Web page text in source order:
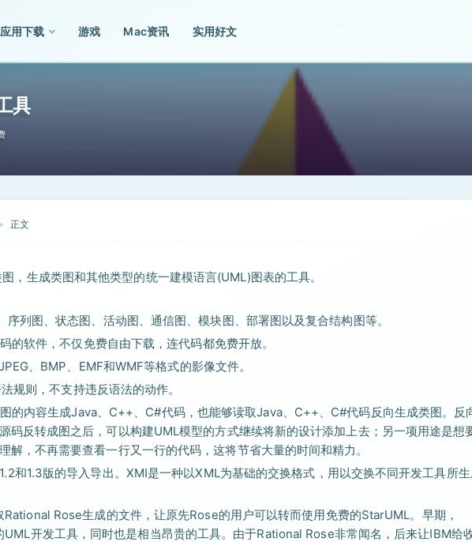
应用下载 游戏 Mac资讯 实用好文
具
正文
，生成类图和其他类型的统一建模语言(UML)图表的工具。
列图、状态图、活动图、通信图、模块图、部署图以及复合结构图等。
的软件，不仅免费自由下载，连代码都免费开放。
、BMP、EMF和WMF等格式的影像文件。
规则，不支持违反语法的动作。
的内容生成Java、C++、C#代码，也能够读取Java、C++、C#代码反向生成类图。反
码反转成图之后，可以构建UML模型的方式继续将新的设计添加上去；另一项用途是想
解，不再需要查看一行又一行的代码，这将节省大量的时间和精力。
和1.3版的导入导出。XMI是一种以XML为基础的交换格式，用以交换不同开发工具所
Rose生成的文件，让原先Rose的用户可以转而使用免费的StarUML。早期，
开发工具，同时也是相当昂贵的工具。由于Rational Rose非常闻名，后来让IBM给